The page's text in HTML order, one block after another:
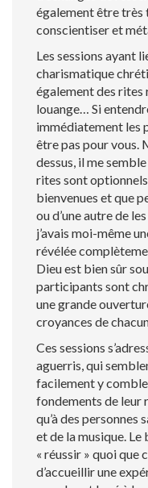
également être
conscientiser et
Les sessions ayant
charismatique
également des rites
louange… Si
immédiatement les
être pas pour vous.
dessus, il me
rites sont
bienvenues et que
ou d’une autre de
j’avais moi-même
révélée
Dieu est bien sûr
participants sont
une grande
croyances de
Ces sessions
aguerris, qui
facilement y
fondements de leur
qu’à des personnes
et de la musique. Le
« réussir » quoi que
d’accueillir une